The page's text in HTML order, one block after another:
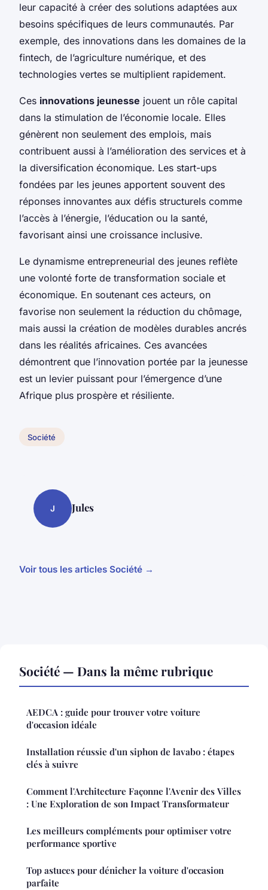
leur capacité à créer des solutions adaptées aux
besoins spécifiques de leurs communautés. Par
exemple, des innovations dans les domaines de la
fintech, de l’agriculture numérique, et des
technologies vertes se multiplient rapidement.
Ces innovations jeunesse jouent un rôle capital
dans la stimulation de l’économie locale. Elles
génèrent non seulement des emplois, mais
contribuent aussi à l’amélioration des services et à
la diversification économique. Les start-ups
fondées par les jeunes apportent souvent des
réponses innovantes aux défis structurels comme
l’accès à l’énergie, l’éducation ou la santé,
favorisant ainsi une croissance inclusive.
Le dynamisme entrepreneurial des jeunes reflète
une volonté forte de transformation sociale et
économique. En soutenant ces acteurs, on
favorise non seulement la réduction du chômage,
mais aussi la création de modèles durables ancrés
dans les réalités africaines. Ces avancées
démontrent que l’innovation portée par la jeunesse
est un levier puissant pour l’émergence d’une
Afrique plus prospère et résiliente.
Société
J Jules
Voir tous les articles Société →
Société — Dans la même rubrique
AEDCA : guide pour trouver votre voiture
d'occasion idéale
Installation réussie d'un siphon de lavabo : étapes
clés à suivre
Comment l'Architecture Façonne l'Avenir des Villes
: Une Exploration de son Impact Transformateur
Les meilleurs compléments pour optimiser votre
performance sportive
Top astuces pour dénicher la voiture d'occasion
parfaite